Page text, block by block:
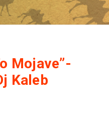
Mojave”-
Kaleb